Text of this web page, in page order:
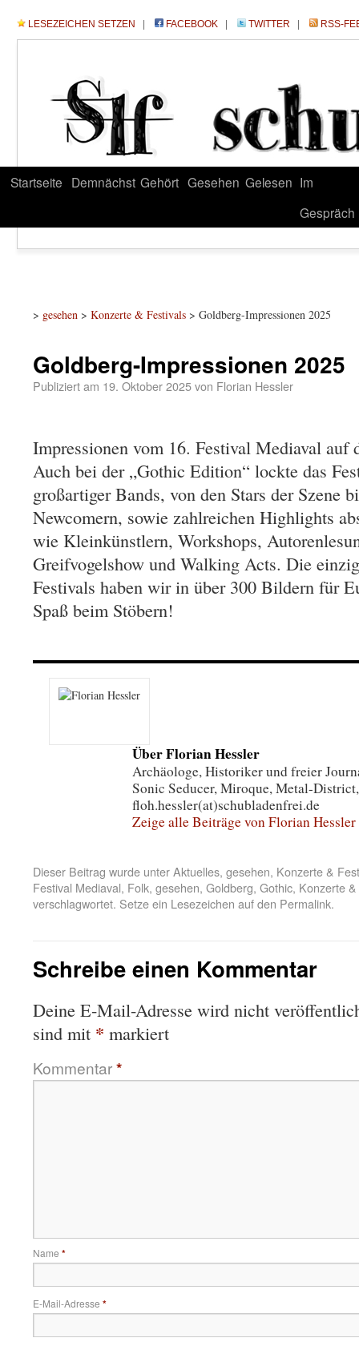
LESEZEICHEN SETZEN FACEBOOK TWITTER RSS-
Startseite Demnächst Gehört Gesehen Gelesen Im
Gespräch
> gesehen > Konzerte & Festivals > Goldberg-Impressionen 2025
Goldberg-Impressionen 2025
Publiziert am 19. Oktober 2025von Florian Hessler
Impressionen vom 16. Festival Mediaval auf
Auch bei der „Gothic Edition“ lockte das
großartiger Bands, von den Stars der Szene
Newcomern, sowie zahlreichen Highlights
wie Kleinkünstlern, Workshops,
Greifvogelshow und Walking Acts. Die
Festivals haben wir in über 300 Bildern für
Spaß beim Stöbern!
Über Florian Hessler
Archäologe, Historiker und freier
Sonic Seducer, Miroque, Metal-
floh.hessler(at)schubladenfrei.de
Zeige alle Beiträge von Florian Hessler
Dieser Beitrag wurde unterAktuelles, gesehen, Konzerte &
Festival Mediaval, Folk, gesehen, Goldberg, Gothic, Konzerte
verschlagwortet. Setze ein Lesezeichen auf den Permalink.
Schreibe einen Kommentar
Deine E-Mail-Adresse wird nicht
sind mit * markiert
Kommentar*
Name *
E-Mail-Adresse *